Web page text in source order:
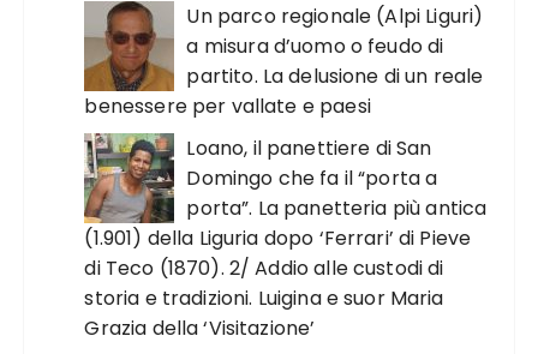
Un parco regionale (Alpi Liguri)
a misura d’uomo o feudo di
partito. La delusione di un reale
benessere per vallate e paesi
Loano, il panettiere di San
Domingo che fa il “porta a
porta”. La panetteria più antica
(1.901) della Liguria dopo ‘Ferrari’ di Pieve
di Teco (1870). 2/ Addio alle custodi di
storia e tradizioni. Luigina e suor Maria
Grazia della ‘Visitazione’